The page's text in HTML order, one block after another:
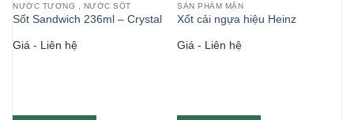
NƯỚC TƯƠNG , NƯỚC SỐT
Sốt Sandwich 236ml – Crystal
Giá - Liên hệ
SẢN PHẨM MẶN
Xốt cải ngựa hiệu Heinz
Giá - Liên hệ